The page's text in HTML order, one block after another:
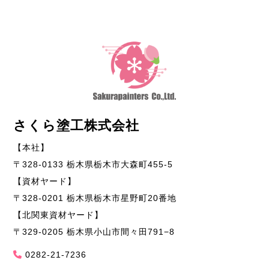
さくら塗工株式会社
【本社】
〒328-0133 栃木県栃木市大森町455-5
【資材ヤード】
〒328-0201 栃木県栃木市星野町20番地
【北関東資材ヤード】
〒329-0205 栃木県小山市間々田791−8
0282-21-7236